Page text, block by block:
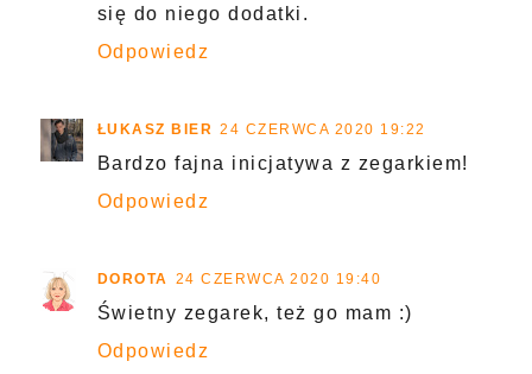
się do niego dodatki.
Odpowiedz
ŁUKASZ BIER 24 CZERWCA 2020 19:22
Bardzo fajna inicjatywa z zegarkiem!
Odpowiedz
DOROTA 24 CZERWCA 2020 19:40
Świetny zegarek, też go mam :)
Odpowiedz